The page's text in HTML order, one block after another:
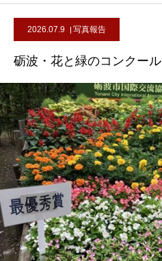
2026.07.9 写真報告
砺波・花と緑のコンクール